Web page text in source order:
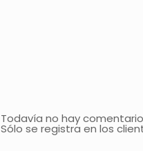
Todavía no hay
Sólo se registra en los